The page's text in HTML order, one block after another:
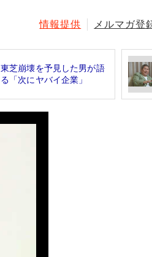
情報提供 メルマガ登
東芝崩壊を予見した男が語
る「次にヤバイ企業」